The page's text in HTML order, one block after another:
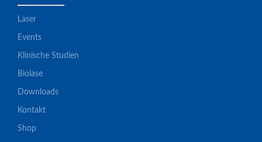
Laser
Events
Klinische Studien
Biolase
Downloads
Kontakt
Shop